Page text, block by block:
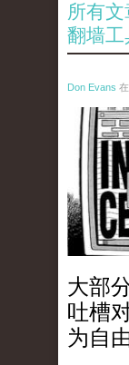
所有文
翻墙工
Don Evans
大部
吐槽
为自